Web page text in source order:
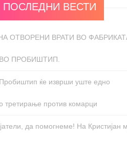
ПОСЛЕДНИ ВЕСТИ
ОТВОРЕНИ ВРАТИ ВО
ПРОБИШТИП.
ќе изврши уште едно
третирање против комарци
да помогнеме! На Кристијан